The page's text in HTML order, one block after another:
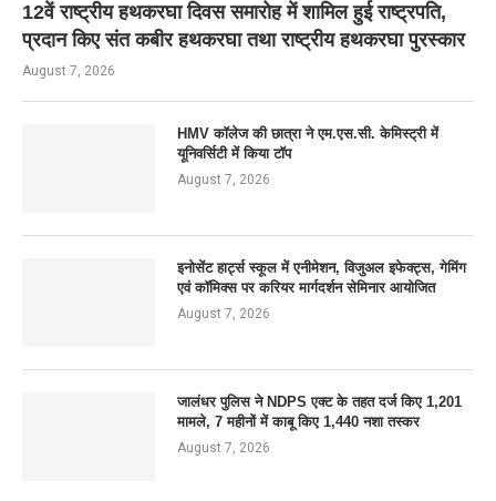
12वें राष्ट्रीय हथकरघा दिवस समारोह में शामिल हुई राष्ट्रपति,
प्रदान किए संत कबीर हथकरघा तथा राष्ट्रीय हथकरघा पुरस्कार
August 7, 2026
HMV कॉलेज की छात्रा ने एम.एस.सी. केमिस्ट्री में
यूनिवर्सिटी में किया टॉप
August 7, 2026
इनोसेंट हार्ट्स स्कूल में एनीमेशन, विजुअल इफेक्ट्स, गेमिंग
एवं कॉमिक्स पर करियर मार्गदर्शन सेमिनार आयोजित
August 7, 2026
जालंधर पुलिस ने NDPS एक्ट के तहत दर्ज किए 1,201
मामले, 7 महीनों में काबू किए 1,440 नशा तस्कर
August 7, 2026